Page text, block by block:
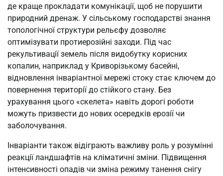
де краще прокладати комунікації, щоб не порушити
природний дренаж. У сільському господарстві знання
топологічної структури рельєфу дозволяє
оптимізувати протиерозійні заходи. Під час
рекультивації земель після видобутку корисних
копалин, наприклад у Криворізькому басейні,
відновлення інваріантної мережі стоку стає ключем до
повернення території до стійкого стану. Без
урахування цього «скелета» навіть дорогі роботи
можуть призвести до нових осередків ерозії чи
заболочування.
Інваріанти також відіграють важливу роль у розумінні
реакції ландшафтів на кліматичні зміни. Підвищення
інтенсивності опадів чи зміна режиму танення снігу